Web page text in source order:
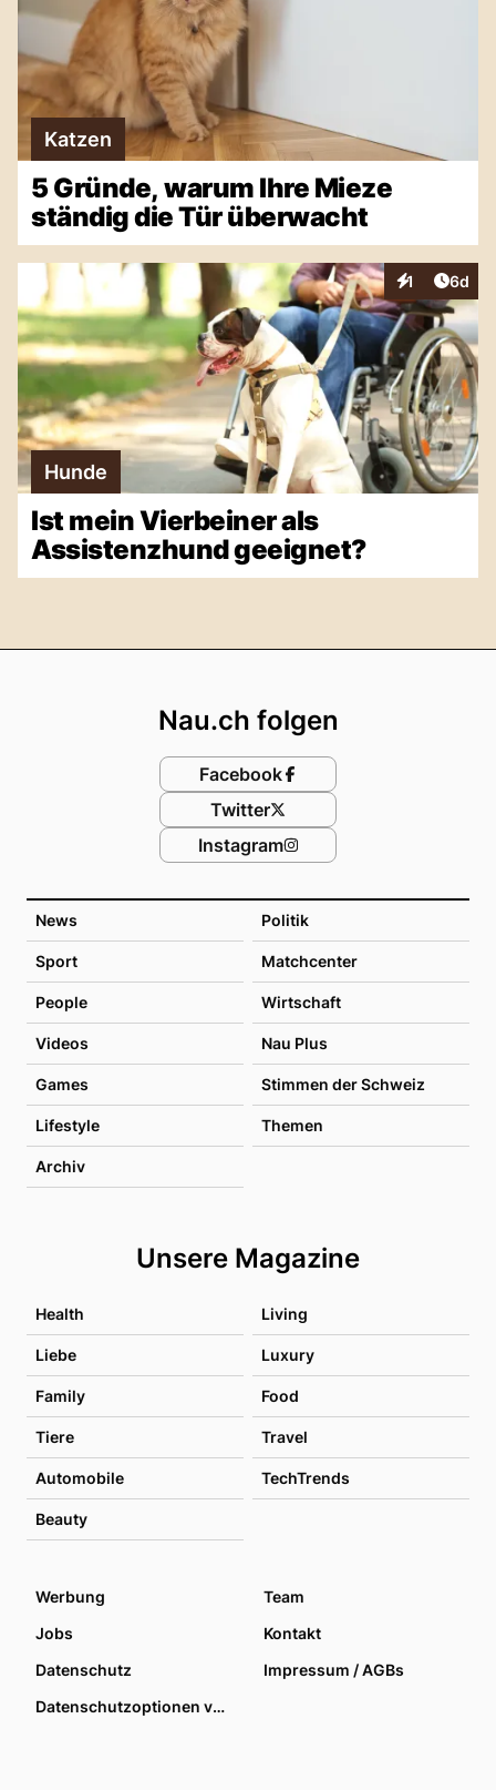
Katzen
5 Gründe, warum Ihre Mieze
ständig die Tür überwacht
1
Interaktionen
6d
Hunde
Ist mein Vierbeiner als
Assistenzhund geeignet?
News Politik
Sport Matchcenter
People Wirtschaft
Videos Nau Plus
Games Stimmen der Schweiz
Lifestyle Themen
Archiv
Unsere Magazine
Health Living
Liebe Luxury
Family Food
Tiere Travel
Automobile TechTrends
Beauty
Nau.ch folgen
Facebook
Twitter
Instagram
Werbung
Team
Jobs
Kontakt
Datenschutz
Impressum / AGBs
Datenschutzoptionen verwalten